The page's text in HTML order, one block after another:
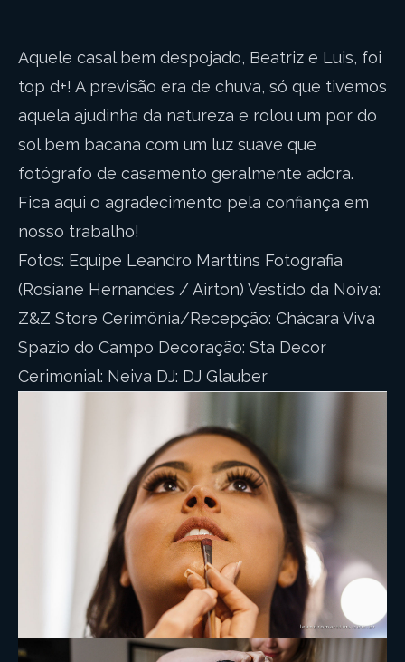
Aquele casal bem despojado, Beatriz e Luis, foi
top d+! A previsão era de chuva, só que tivemos
aquela ajudinha da natureza e rolou um por do
sol bem bacana com um luz suave que
fotógrafo de casamento geralmente adora.
Fica aqui o agradecimento pela confiança em
nosso trabalho!
Fotos: Equipe Leandro Marttins Fotografia
(Rosiane Hernandes / Airton) Vestido da Noiva:
Z&Z Store Cerimônia/Recepção: Chácara Viva
Spazio do Campo Decoração: Sta Decor
Cerimonial: Neiva DJ: DJ Glauber